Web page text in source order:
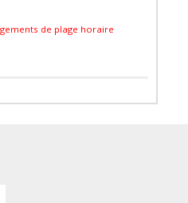
de plage horaire